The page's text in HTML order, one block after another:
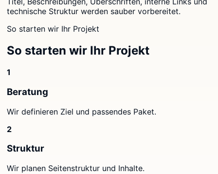
technische Struktur werden sauber vorbereitet.
So starten wir Ihr Projekt
So starten wir Ihr Projekt
1
Beratung
Wir definieren Ziel und passendes Paket.
2
Struktur
Wir planen Seitenstruktur und Inhalte.